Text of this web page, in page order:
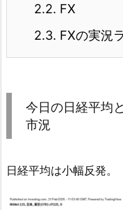
2.2. FX
2.3. FXの実況
今日の日経平均
市況
日経平均は小幅反発。